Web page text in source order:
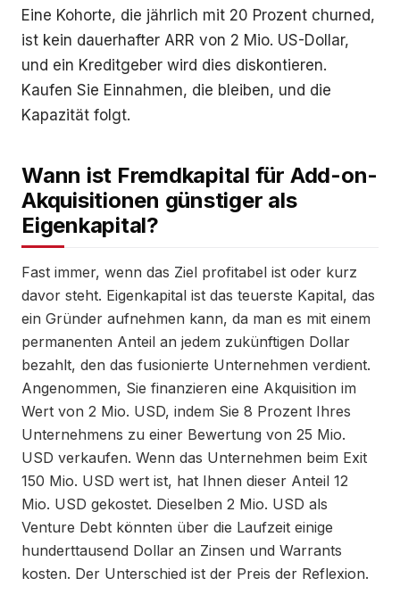
Eine Kohorte, die jährlich mit 20 Prozent churned,
ist kein dauerhafter ARR von 2 Mio. US-Dollar,
und ein Kreditgeber wird dies diskontieren.
Kaufen Sie Einnahmen, die bleiben, und die
Kapazität folgt.
Wann ist Fremdkapital für Add-on-
Akquisitionen günstiger als
Eigenkapital?
Fast immer, wenn das Ziel profitabel ist oder kurz
davor steht. Eigenkapital ist das teuerste Kapital, das
ein Gründer aufnehmen kann, da man es mit einem
permanenten Anteil an jedem zukünftigen Dollar
bezahlt, den das fusionierte Unternehmen verdient.
Angenommen, Sie finanzieren eine Akquisition im
Wert von 2 Mio. USD, indem Sie 8 Prozent Ihres
Unternehmens zu einer Bewertung von 25 Mio.
USD verkaufen. Wenn das Unternehmen beim Exit
150 Mio. USD wert ist, hat Ihnen dieser Anteil 12
Mio. USD gekostet. Dieselben 2 Mio. USD als
Venture Debt könnten über die Laufzeit einige
hunderttausend Dollar an Zinsen und Warrants
kosten. Der Unterschied ist der Preis der Reflexion.